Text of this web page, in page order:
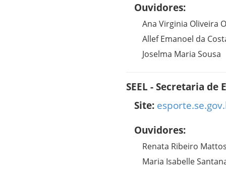
Ouvidores:
Ana Virginia Oliveira
Allef Emanoel da
Joselma Maria Sousa
SEEL - Secretaria de
Site:
Ouvidores:
Renata Ribeiro
Maria Isabelle